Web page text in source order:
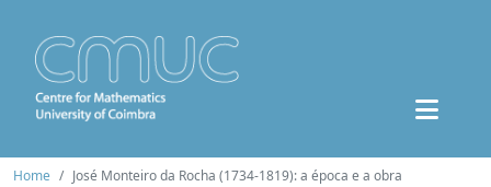
Home José Monteiro da Rocha (1734-1819): a época e a obra